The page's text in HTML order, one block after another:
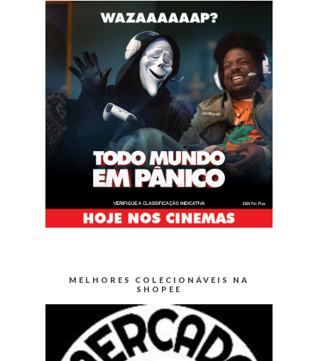
MELHORES COLECIONÁVEIS NA
SHOPEE